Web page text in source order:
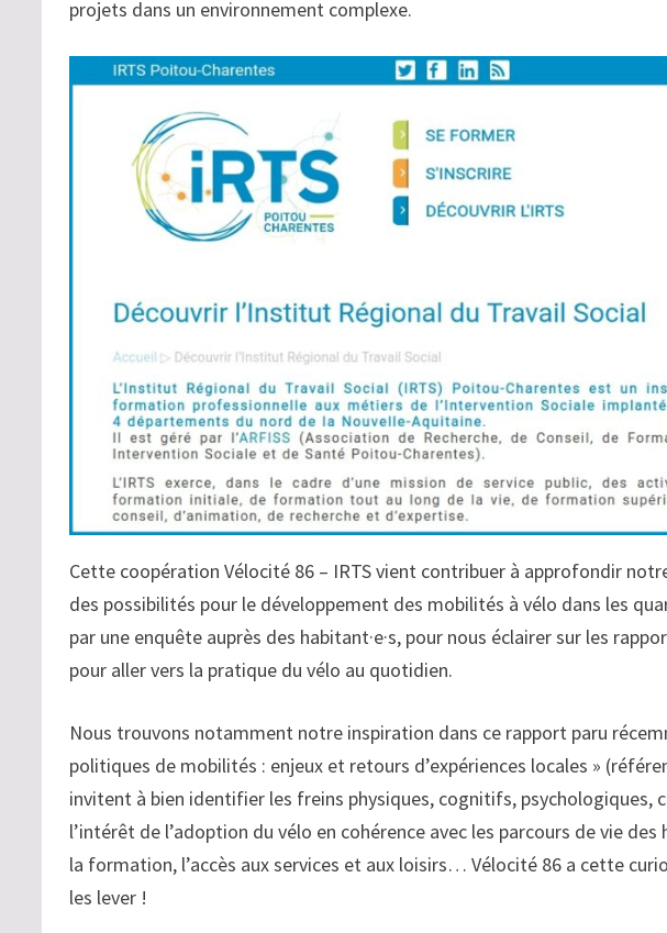
projets dans un environnement complexe.
Cette coopération Vélocité 86 – IRTS vient contribuer à approfondir
des possibilités pour le développement des mobilités à vélo dans les
par une enquête auprès des habitant·e·s, pour nous éclairer sur les
pour aller vers la pratique du vélo au quotidien.
Nous trouvons notamment notre inspiration dans ce rapport paru
politiques de mobilités : enjeux et retours d’expériences locales »
invitent à bien identifier les freins physiques, cognitifs, psychologiques,
l’intérêt de l’adoption du vélo en cohérence avec les parcours de vie
la formation, l’accès aux services et aux loisirs… Vélocité 86 a cette
les lever !